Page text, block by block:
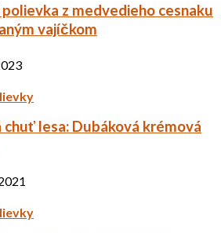
z medvedieho cesnaku
vajíčkom
chuť lesa: Dubáková krémová